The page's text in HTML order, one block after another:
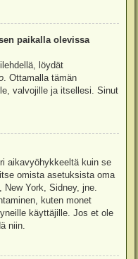
paikalla olevissa
löydät
. Ottamalla tämän
valvojille ja itsellesi. Sinut
aikavyöhykkeeltä kuin se
omista asetuksista oma
York, Sidney, jne.
kuten monet
käyttäjille. Jos et ole
niin.